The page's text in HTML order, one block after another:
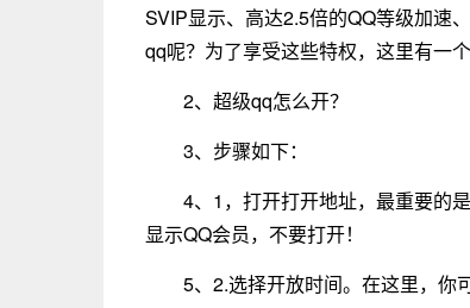
SVIP显示、高达2.5倍的QQ等级加速
qq呢？为了享受这些特权，这里有一个
2、超级qq怎么开？
3、步骤如下：
4、1，打开打开地址，最重要的
显示QQ会员，不要打开！
5、2.选择开放时间。在这里，你